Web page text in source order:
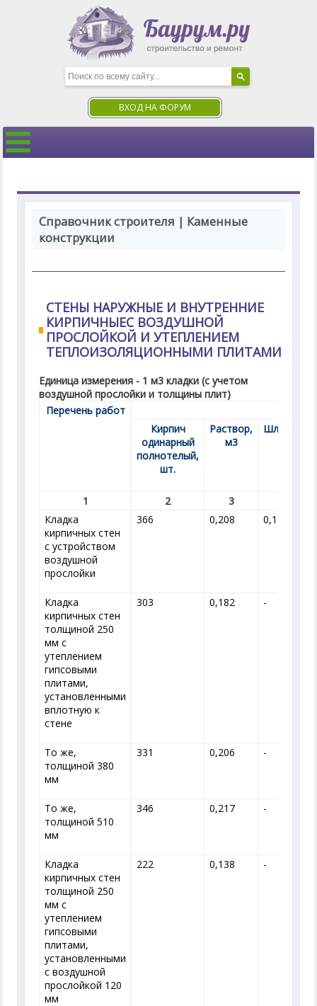
ВХОД НА ФОРУМ
Справочник строителя | Каменные
конструкции
СТЕНЫ НАРУЖНЫЕ И ВНУТРЕННИЕ
КИРПИЧНЫЕС ВОЗДУШНОЙ
ПРОСЛОЙКОЙ И УТЕПЛЕНИЕМ
ТЕПЛОИЗОЛЯЦИОННЫМИ ПЛИТАМИ
Единица измерения - 1 м3 кладки (с учетом
воздушной прослойки и толщины плит)
Перечень работ
Кирпич
одинарный
полнотелый,
шт.
Раствор,
м3
1 2 3
Кладка
кирпичных стен
с устройством
воздушной
прослойки
366 0,208 0,120
Кладка
кирпичных стен
толщиной 250
мм с
утеплением
гипсовыми
плитами,
установленными
вплотную к
стене
303 0,182 -
То же,
толщиной 380
мм
331 0,206 -
То же,
толщиной 510
мм
346 0,217 -
Кладка
кирпичных стен
толщиной 250
мм с
утеплением
гипсовыми
плитами,
установленными
с воздушной
прослойкой 120
мм
222 0,138 -